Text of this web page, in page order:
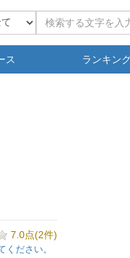
ス ランキン
7.0点(2件)
ださい。